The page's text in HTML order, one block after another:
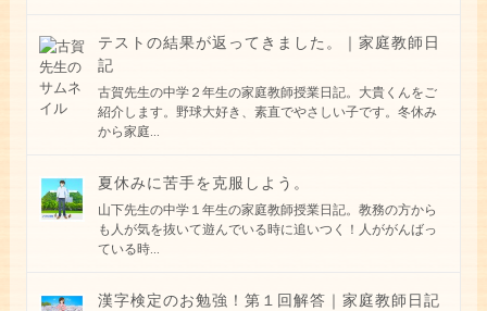
テストの結果が返ってきました。｜家庭教師日
記
古賀先生の中学２年生の家庭教師授業日記。大貴くんをご
紹介します。野球大好き、素直でやさしい子です。冬休み
から家庭
夏休みに苦手を克服しよう。
山下先生の中学１年生の家庭教師授業日記。教務の方から
も人が気を抜いて遊んでいる時に追いつく！人ががんばっ
ている時
漢字検定のお勉強！第１回解答｜家庭教師日記